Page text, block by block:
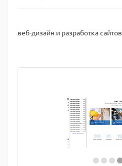
веб-дизайн и разработка сайтов